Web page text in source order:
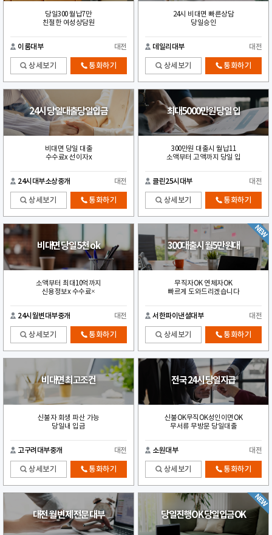
당일300 월납7만
친절한 여성상담원
이룸대부 대전
상세보기 통화하기
24시 비대면 빠른상담
당일승인
데일리대부 대전
상세보기 통화하기
24시 당일대출당일입금
비대면 당일 대출
수수료x 선이자x
24시대부소상중개 대전
상세보기 통화하기
최대5000만원 당일 입
300만원 대출시 월납11
소액부터 고액까지 당일 입
클린25시대부 대전
상세보기 통화하기
비대면 당일 5천 ok
소액부터 최대10억까지
신용정보x 수수료×
24시월변대부중개 대전
상세보기 통화하기
300대출시 월5만원대
무직자OK 연체자OK
빠르게 도와드리겠습니다
서한파이낸셜대부 대전
상세보기 통화하기
비대면 최고조건
신불자 회생 파산 가능
당일내 입금
고구려대부중개 대전
상세보기 통화하기
전국 24시 당일지급
신불OK무직OK성인이면OK
무서류 무방문 당일대출
소원대부 대전
상세보기 통화하기
대전 월 변제 전문 대부 당일진행OK 당일입금OK